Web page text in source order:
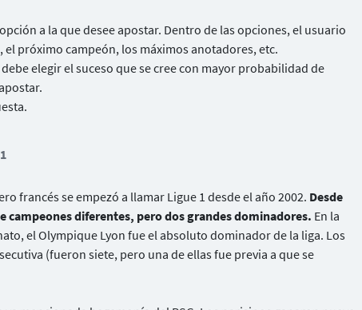
a la que desee apostar. Dentro de las opciones, el usuario
próximo campeón, los máximos anotadores, etc.
elegir el suceso que se cree con mayor probabilidad de
francés se empezó a llamar Ligue 1 desde el año 2002. Desde
campeones diferentes, pero dos grandes dominadores. En la
el Olympique Lyon fue el absoluto dominador de la liga. Los
(fueron siete, pero una de ellas fue previa a que se